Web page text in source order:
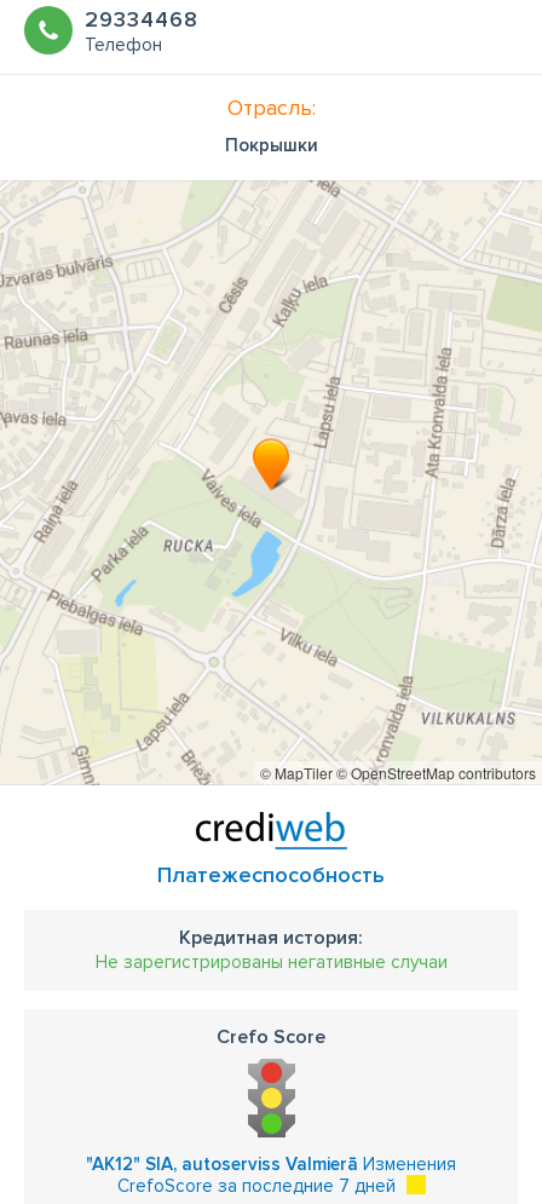
29334468
Телефон
Отрасль:
Покрышки
© MapTiler© OpenStreetMap contributors
Платежеспособность
Кредитная история:
Не зарегистрированы негативные случаи
Crefo Score
"AK12" SIA, autoserviss Valmierā Изменения
CrefoScore за последние 7 дней